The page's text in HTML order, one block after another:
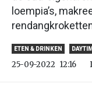
loempia’s,
ETEN & DRINKEN
25-09-2022 12:16